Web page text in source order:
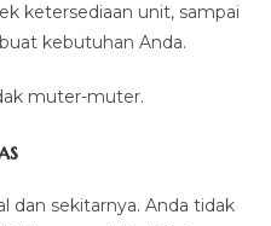
ketersediaan unit, sampai
kebutuhan Anda.
muter-muter.
dan sekitarnya. Anda tidak